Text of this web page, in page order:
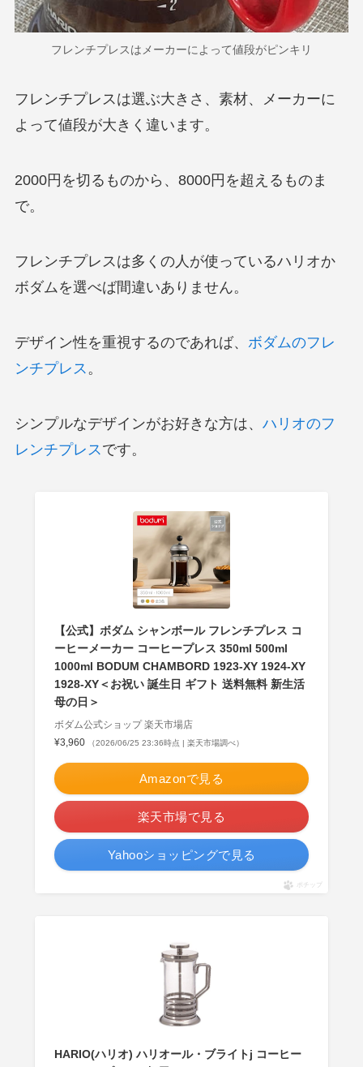
フレンチプレスはメーカーによって値段がピンキリ
フレンチプレスは選ぶ大きさ、素材、メーカーに
よって値段が大きく違います。
2000円を切るものから、8000円を超えるものま
で。
フレンチプレスは多くの人が使っているハリオか
ボダムを選べば間違いありません。
デザイン性を重視するのであれば、 ボダムのフレ
ンチプレス 。
シンプルなデザインがお好きな方は、 ハリオのフ
レンチプレス です。
【公式】ボダム シャンボール フレンチプレス コ
ーヒーメーカー コーヒープレス 350ml 500ml
1000ml BODUM CHAMBORD 1923-XY 1924-XY
1928-XY＜お祝い 誕生日 ギフト 送料無料 新生活
母の日＞
ボダム公式ショップ 楽天市場店
¥3,960
（2026/06/25 23:36時点 | 楽天市場調べ）
Amazonで見る
楽天市場で見る
Yahooショッピングで見る
ポチップ
HARIO(ハリオ) ハリオール・ブライトj コーヒー